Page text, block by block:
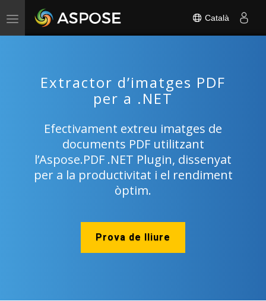
Toggle
Català
Extractor d’imatges PDF
per a .NET
Efectivament extreu imatges de
documents PDF utilitzant
l’Aspose.PDF .NET Plugin, dissenyat
per a la productivitat i el rendiment
òptim.
Prova de lliure